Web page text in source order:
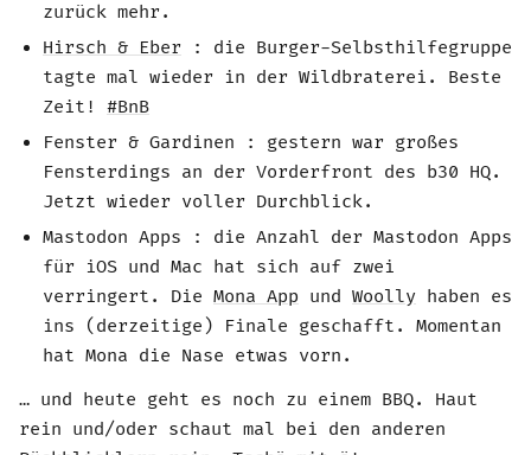
zurück mehr.
Hirsch & Eber : die Burger-Selbsthilfegruppe
tagte mal wieder in der Wildbraterei. Beste
Zeit! #BnB
Fenster & Gardinen : gestern war großes
Fensterdings an der Vorderfront des b30 HQ.
Jetzt wieder voller Durchblick.
Mastodon Apps : die Anzahl der Mastodon Apps
für iOS und Mac hat sich auf zwei
verringert. Die Mona App und Woolly haben es
ins (derzeitige) Finale geschafft. Momentan
hat Mona die Nase etwas vorn.
… und heute geht es noch zu einem BBQ. Haut
rein und/oder schaut mal bei den anderen